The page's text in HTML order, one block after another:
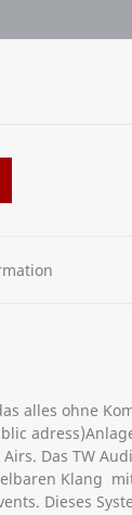
alles ohne
Das TW
Klang
Dieses